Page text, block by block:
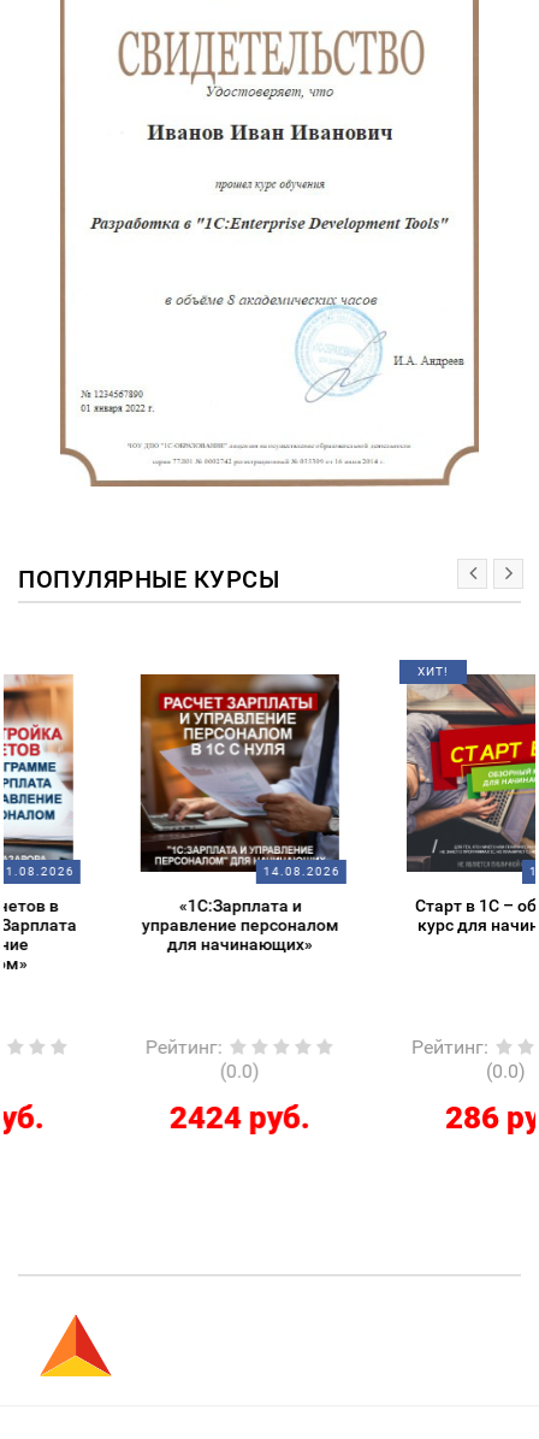
ПОПУЛЯРНЫЕ КУРСЫ
14.08.2026
«1С:Зарплата и
управление персоналом
для начинающих»
Рейтинг
2424 руб.
ХИТ!
14.08.2026
Старт в 1С – обзорный
курс для начинающих
Рейтинг
286 руб.